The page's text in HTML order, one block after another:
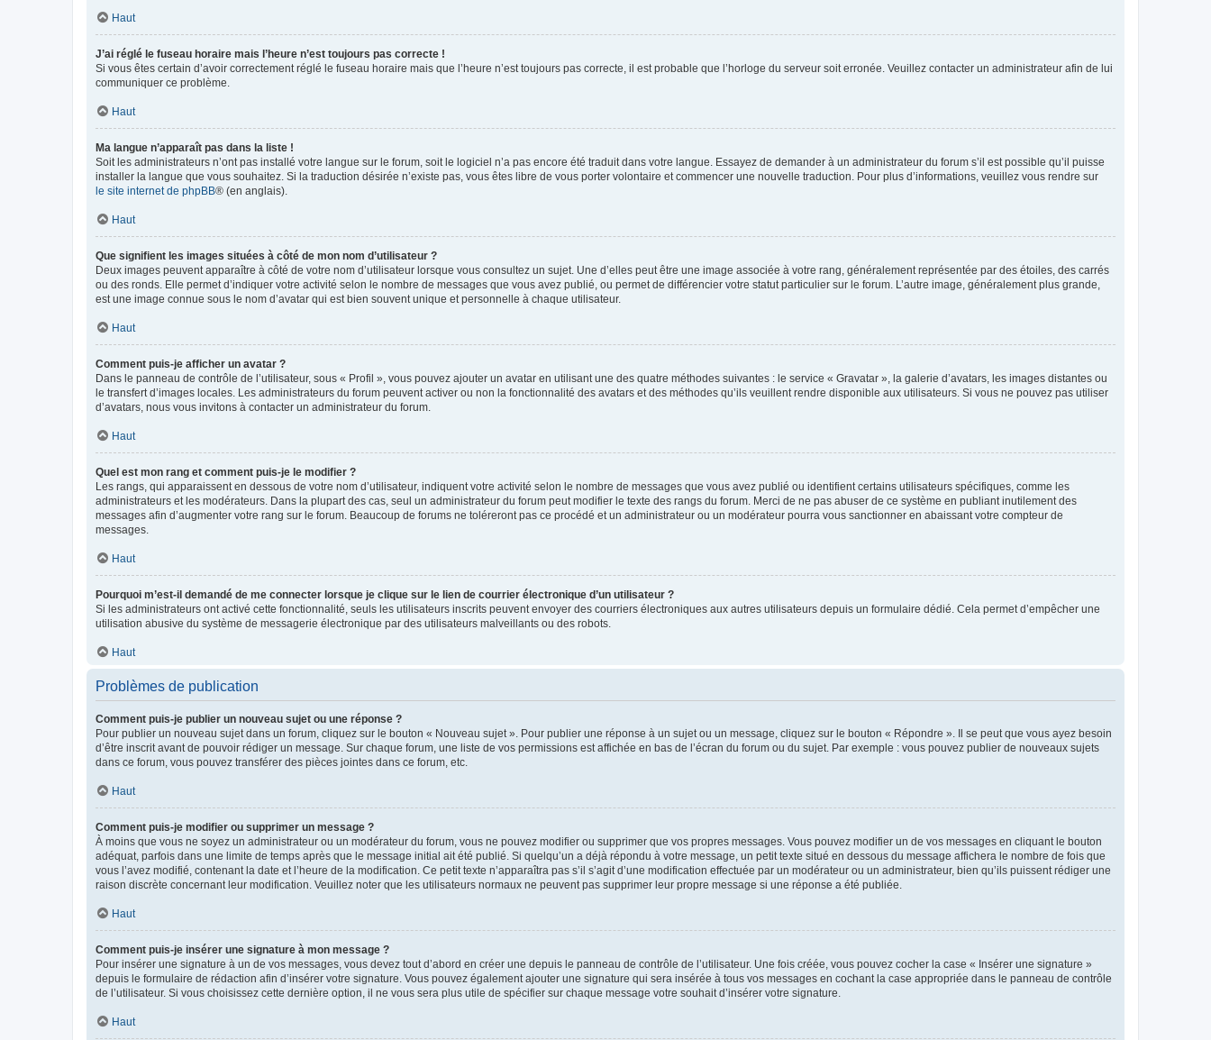
Haut
J’ai réglé le fuseau horaire mais l’heure n’est toujours pas correcte !
Si vous êtes certain d’avoir correctement réglé le fuseau horaire mais que l’heure n’est toujours pas correcte, il est probable que l’horloge du serveur soit erronée. Veuillez contacter un administrateur afin de lui
communiquer ce problème.
Haut
Ma langue n’apparaît pas dans la liste !
Soit les administrateurs n’ont pas installé votre langue sur le forum, soit le logiciel n’a pas encore été traduit dans votre langue. Essayez de demander à un administrateur du forum s’il est possible qu’il puisse
installer la langue que vous souhaitez. Si la traduction désirée n’existe pas, vous êtes libre de vous porter volontaire et commencer une nouvelle traduction. Pour plus d’informations, veuillez vous rendre sur
le site internet de phpBB® (en anglais).
Haut
Que signifient les images situées à côté de mon nom d’utilisateur ?
Deux images peuvent apparaître à côté de votre nom d’utilisateur lorsque vous consultez un sujet. Une d’elles peut être une image associée à votre rang, généralement représentée par des étoiles, des carrés
ou des ronds. Elle permet d’indiquer votre activité selon le nombre de messages que vous avez publié, ou permet de différencier votre statut particulier sur le forum. L’autre image, généralement plus grande,
est une image connue sous le nom d’avatar qui est bien souvent unique et personnelle à chaque utilisateur.
Haut
Comment puis-je afficher un avatar ?
Dans le panneau de contrôle de l’utilisateur, sous « Profil », vous pouvez ajouter un avatar en utilisant une des quatre méthodes suivantes : le service « Gravatar », la galerie d’avatars, les images distantes ou
le transfert d’images locales. Les administrateurs du forum peuvent activer ou non la fonctionnalité des avatars et des méthodes qu’ils veuillent rendre disponible aux utilisateurs. Si vous ne pouvez pas utiliser
d’avatars, nous vous invitons à contacter un administrateur du forum.
Haut
Quel est mon rang et comment puis-je le modifier ?
Les rangs, qui apparaissent en dessous de votre nom d’utilisateur, indiquent votre activité selon le nombre de messages que vous avez publié ou identifient certains utilisateurs spécifiques, comme les
administrateurs et les modérateurs. Dans la plupart des cas, seul un administrateur du forum peut modifier le texte des rangs du forum. Merci de ne pas abuser de ce système en publiant inutilement des
messages afin d’augmenter votre rang sur le forum. Beaucoup de forums ne toléreront pas ce procédé et un administrateur ou un modérateur pourra vous sanctionner en abaissant votre compteur de
messages.
Haut
Pourquoi m’est-il demandé de me connecter lorsque je clique sur le lien de courrier électronique d’un utilisateur ?
Si les administrateurs ont activé cette fonctionnalité, seuls les utilisateurs inscrits peuvent envoyer des courriers électroniques aux autres utilisateurs depuis un formulaire dédié. Cela permet d’empêcher une
utilisation abusive du système de messagerie électronique par des utilisateurs malveillants ou des robots.
Haut
Problèmes de publication
Comment puis-je publier un nouveau sujet ou une réponse ?
Pour publier un nouveau sujet dans un forum, cliquez sur le bouton « Nouveau sujet ». Pour publier une réponse à un sujet ou un message, cliquez sur le bouton « Répondre ». Il se peut que vous ayez besoin
d’être inscrit avant de pouvoir rédiger un message. Sur chaque forum, une liste de vos permissions est affichée en bas de l’écran du forum ou du sujet. Par exemple : vous pouvez publier de nouveaux sujets
dans ce forum, vous pouvez transférer des pièces jointes dans ce forum, etc.
Haut
Comment puis-je modifier ou supprimer un message ?
À moins que vous ne soyez un administrateur ou un modérateur du forum, vous ne pouvez modifier ou supprimer que vos propres messages. Vous pouvez modifier un de vos messages en cliquant le bouton
adéquat, parfois dans une limite de temps après que le message initial ait été publié. Si quelqu’un a déjà répondu à votre message, un petit texte situé en dessous du message affichera le nombre de fois que
vous l’avez modifié, contenant la date et l’heure de la modification. Ce petit texte n’apparaîtra pas s’il s’agit d’une modification effectuée par un modérateur ou un administrateur, bien qu’ils puissent rédiger une
raison discrète concernant leur modification. Veuillez noter que les utilisateurs normaux ne peuvent pas supprimer leur propre message si une réponse a été publiée.
Haut
Comment puis-je insérer une signature à mon message ?
Pour insérer une signature à un de vos messages, vous devez tout d’abord en créer une depuis le panneau de contrôle de l’utilisateur. Une fois créée, vous pouvez cocher la case « Insérer une signature »
depuis le formulaire de rédaction afin d’insérer votre signature. Vous pouvez également ajouter une signature qui sera insérée à tous vos messages en cochant la case appropriée dans le panneau de contrôle
de l’utilisateur. Si vous choisissez cette dernière option, il ne vous sera plus utile de spécifier sur chaque message votre souhait d’insérer votre signature.
Haut